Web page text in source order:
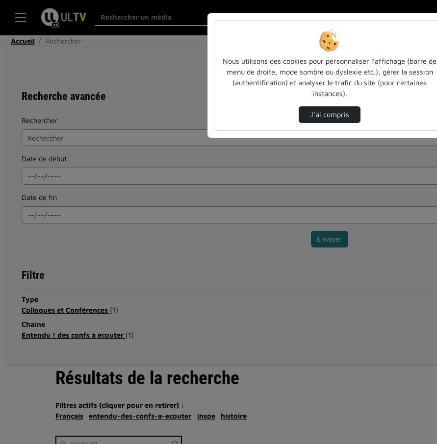
Accueil Rechercher
Recherche avancée
Rechercher
Date de début
Date de fin
Envoyer
Filtre
Type
Colloques et Conférences (1)
Chaîne
Entendu ! des confs à écouter (1)
Résultats de la recherche
Filtres actifs (cliquer pour en retirer) :
Français
entendu-des-confs-a-ecouter inspe histoire
Nous utilisons des cookies pour personnaliser l’affichage (barre de
menu de droite, mode sombre ou dyslexie etc.), gérer la session
(authentification) et analyser le trafic du site (pour certaines
instances).
J’ai compris